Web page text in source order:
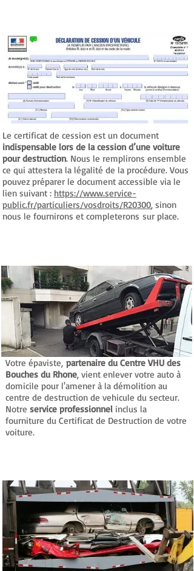
Le certificat de cession est un document
indispensable lors de la cession d’une voiture
pour destruction. Nous le remplirons ensemble
ce qui attestera la légalité de la procédure. Vous
pouvez préparer le document accessible via le
lien suivant : https://www.service-
public.fr/particuliers/vosdroits/R20300, sinon
nous le fournirons et completerons sur place.
Votre épaviste, partenaire du Centre VHU des
Bouches du Rhone, vient enlever votre auto à
domicile pour l'amener à la démolition au
centre de destruction de vehicule du secteur.
Notre service professionnel inclus la
fourniture du Certificat de Destruction de votre
voiture.